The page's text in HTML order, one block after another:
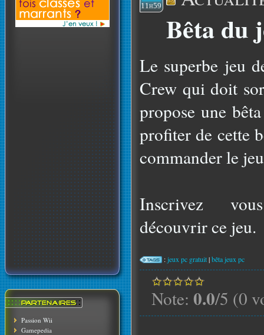
Passion Wii
Gamepedia
11h59
Bêta du
Le superbe jeu
Crew qui doit
propose une
profiter de cette
commander le
Inscrivez
découvrir ce jeu.
:jeux pc gratuit|bêta jeux pc
Note: 0.0/5 (0